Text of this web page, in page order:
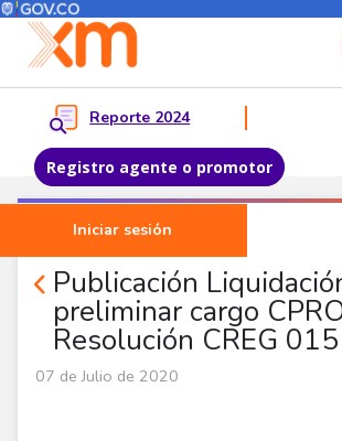
Pasar al contenido principal
Menú del Usuario
Reporte 2024
Registro agente o promotor
Iniciar sesión
Menu
Publicación
preliminar cargo
Resolución CREG
Noticias Agentes
07 de Julio de 2020